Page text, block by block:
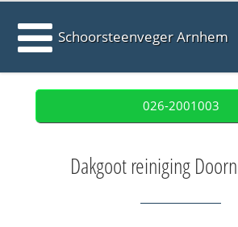
Schoorsteenveger Arnhem
026-2001003
Dakgoot reiniging